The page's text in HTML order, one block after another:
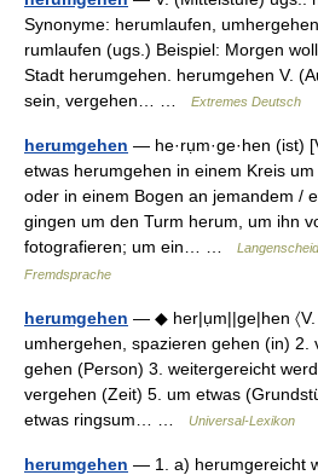
Synonyme: herumlaufen,
rumlaufen (ugs.) Beispiel: Morgen
Stadt herumgehen. herumgehen V.
sein, vergehen… …
Extremes Deutsch
herumgehen — he·rụm·ge·hen (ist)
etwas herumgehen in einem Kreis
oder in einem Bogen an jemandem /
gingen um den Turm herum, um ihn
fotografieren; um ein… …
Fremdsprache
herumgehen — ◆ her|ụm||ge|hen 〈V.
umhergehen, spazieren gehen (in) 2.
gehen (Person) 3. weitergereicht
vergehen (Zeit) 5. um etwas
etwas ringsum… …
Universal-Lexikon
herumgehen — 1. a) herumgereicht